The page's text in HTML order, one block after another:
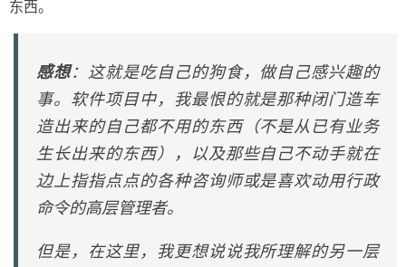
东西。
感想：这就是吃自己的狗食，做自己感兴趣的
事。软件项目中，我最恨的就是那种闭门造车
造出来的自己都不用的东西（不是从已有业务
生长出来的东西），以及那些自己不动手就在
边上指指点点的各种咨询师或是喜欢动用行政
命令的高层管理者。
但是，在这里，我更想说说我所理解的另一层